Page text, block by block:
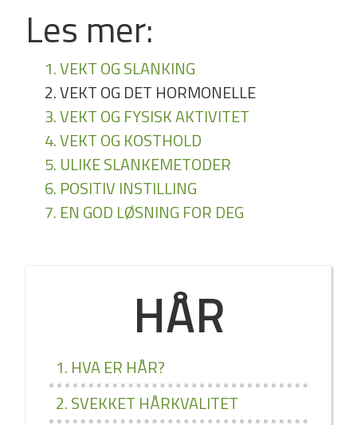
Les mer:
1. VEKT OG SLANKING
2. VEKT OG DET HORMONELLE
3. VEKT OG FYSISK AKTIVITET
4. VEKT OG KOSTHOLD
5. ULIKE SLANKEMETODER
6. POSITIV INSTILLING
7. EN GOD LØSNING FOR DEG
HÅR
1. HVA ER HÅR?
2. SVEKKET HÅRKVALITET